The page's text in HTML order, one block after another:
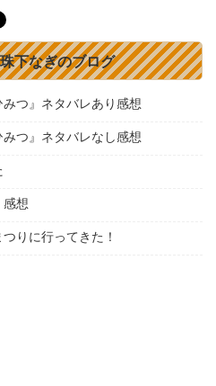
下なぎのブログ
つ』ネタバレあり感想
つ』ネタバレなし感想
感想
りに行ってきた！